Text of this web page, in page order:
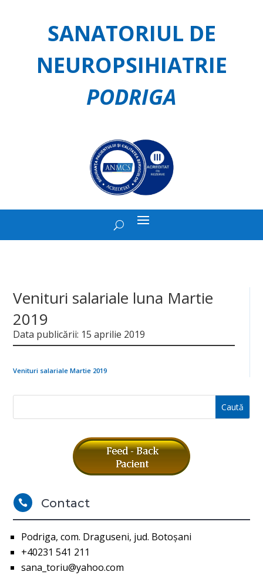
SANATORIUL DE
NEUROPSIHIATRIE
PODRIGA
Venituri salariale luna Martie
2019
Data publicării: 15 aprilie 2019
Venituri salariale Martie 2019
 Contact
Podriga, com. Draguseni, jud. Botoşani
+40231 541 211
sana_toriu@yahoo.com